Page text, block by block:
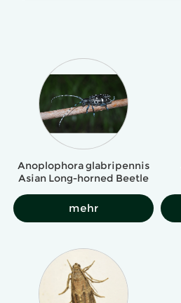
Anoplophora glabripennis
Asian Long-horned Beetle
mehr